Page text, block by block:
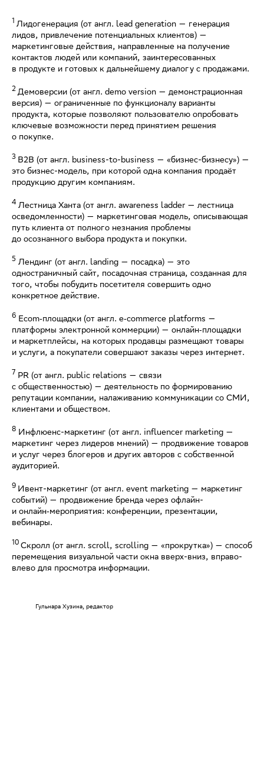
1 Лидогенерация (от англ. lead generation — генерация
лидов, привлечение потенциальных клиентов) —
маркетинговые действия, направленные на получение
контактов людей или компаний, заинтересованных
в продукте и готовых к дальнейшему диалогу с продажами.
2 Демоверсии (от англ. demo version — демонстрационная
версия) — ограниченные по функционалу варианты
продукта, которые позволяют пользователю опробовать
ключевые возможности перед принятием решения
о покупке.
3 B2B (от англ. business-to-business — «бизнес-бизнесу») —
это бизнес-модель, при которой одна компания продаёт
продукцию другим компаниям.
4 Лестница Ханта (от англ. awareness ladder — лестница
осведомленности) — маркетинговая модель, описывающая
путь клиента от полного незнания проблемы
до осознанного выбора продукта и покупки.
5 Лендинг (от англ. landing — посадка) — это
одностраничный сайт, посадочная страница, созданная для
того, чтобы побудить посетителя совершить одно
конкретное действие.
6 Ecom‑площадки (от англ. e‑commerce platforms —
платформы электронной коммерции) — онлайн‑площадки
и маркетплейсы, на которых продавцы размещают товары
и услуги, а покупатели совершают заказы через интернет.
7 PR (от англ. public relations — связи
с общественностью) — деятельность по формированию
репутации компании, налаживанию коммуникации со СМИ,
клиентами и обществом.
8 Инфлюенс-маркетинг (от англ. influencer marketing —
маркетинг через лидеров мнений) — продвижение товаров
и услуг через блогеров и других авторов с собственной
аудиторией.
9 Ивент-маркетинг (от англ. event marketing — маркетинг
событий) — продвижение бренда через офлайн-
и онлайн‑мероприятия: конференции, презентации,
вебинары.
10 Скролл (от англ. scroll, scrolling — «прокрутка») — способ
перемещения визуальной части окна вверх-вниз, вправо-
влево для просмотра информации.
Гульнара Хузина, редактор